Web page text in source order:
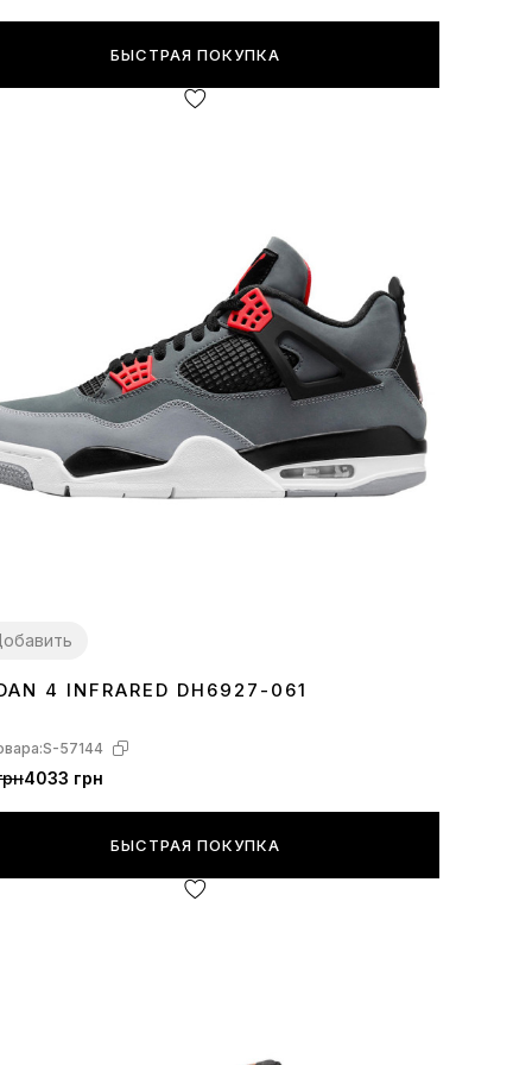
БЫСТРАЯ ПОКУПКА
4243 44 45
4 INFRARED DH6927-061
S-57144
4033 грн
БЫСТРАЯ ПОКУПКА